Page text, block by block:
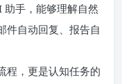
助手，能够理解自然
件自动回复、报告自
程，更是认知任务的